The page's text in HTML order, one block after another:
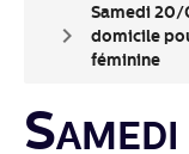
Samedi 20/
domicile
féminine